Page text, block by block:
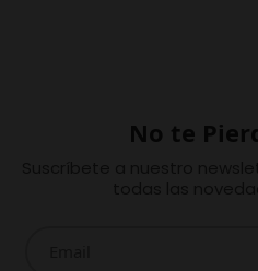
No te